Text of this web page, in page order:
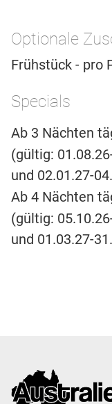
Optionale
Frühstück - pro
Specials
Ab 3 Nächten
(gültig:
und 02.01.27-
Ab 4 Nächten
(gültig:
und 01.03.27-